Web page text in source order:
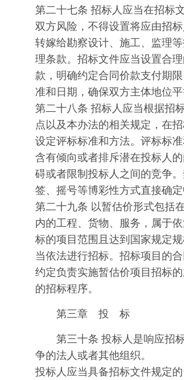
第二十七条 招标人应当在招标
双方风险，不得设置将应由招
转嫁给勘察设计、施工、监理
理条款。招标文件应当设置合
款，明确约定合同价款支付期
准和日期，确保双方主体地位平
第二十八条 招标人应当根据招
点以及本办法的相关规定，在
设定评标标准和方法。评标标
含有倾向或者排斥潜在投标人
碍或者限制投标人之间的竞争
签、摇号等博彩性方式直接确定
第二十九条 以暂估价形式包括
内的工程、货物、服务，属于
标的项目范围且达到国家规定
当依法进行招标。招标项目的
约定负责实施暂估价项目招标
的招标程序。
第三章 投 标
第三十条 投标人是响应招
争的法人或者其他组织。
投标人应当具备招标文件规定